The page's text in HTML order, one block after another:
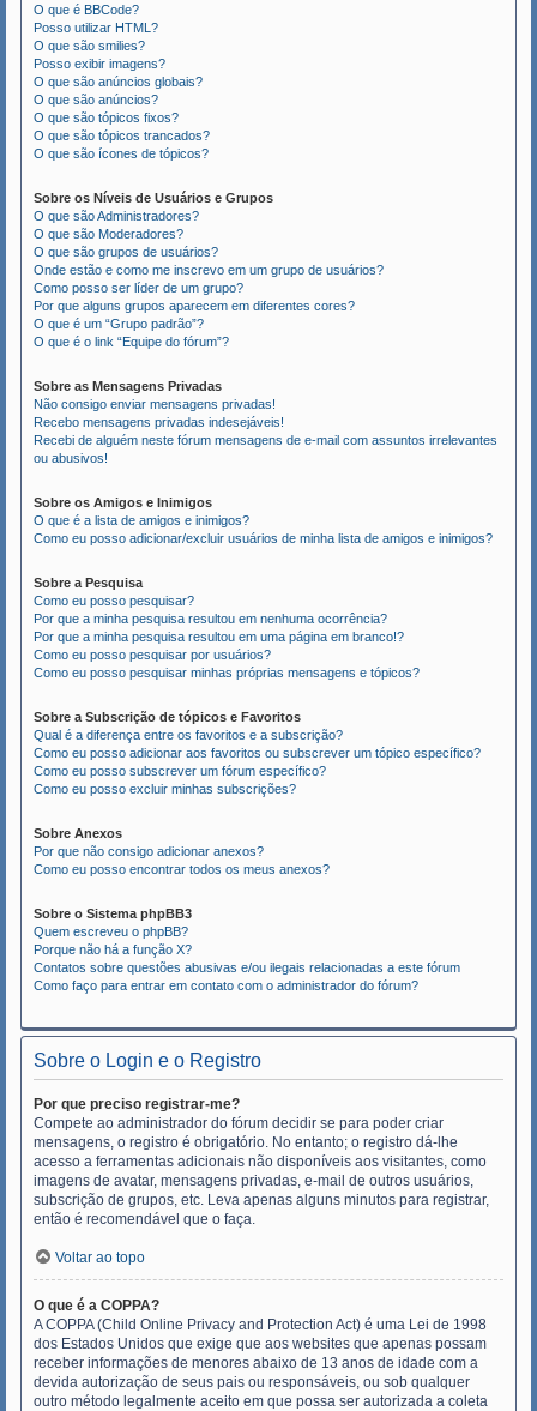
O que é BBCode?
Posso utilizar HTML?
O que são smilies?
Posso exibir imagens?
O que são anúncios globais?
O que são anúncios?
O que são tópicos fixos?
O que são tópicos trancados?
O que são ícones de tópicos?
Sobre os Níveis de Usuários e Grupos
O que são Administradores?
O que são Moderadores?
O que são grupos de usuários?
Onde estão e como me inscrevo em um grupo de usuários?
Como posso ser líder de um grupo?
Por que alguns grupos aparecem em diferentes cores?
O que é um “Grupo padrão”?
O que é o link “Equipe do fórum”?
Sobre as Mensagens Privadas
Não consigo enviar mensagens privadas!
Recebo mensagens privadas indesejáveis!
Recebi de alguém neste fórum mensagens de e-mail com assuntos irrelevantes
ou abusivos!
Sobre os Amigos e Inimigos
O que é a lista de amigos e inimigos?
Como eu posso adicionar/excluir usuários de minha lista de amigos e inimigos?
Sobre a Pesquisa
Como eu posso pesquisar?
Por que a minha pesquisa resultou em nenhuma ocorrência?
Por que a minha pesquisa resultou em uma página em branco!?
Como eu posso pesquisar por usuários?
Como eu posso pesquisar minhas próprias mensagens e tópicos?
Sobre a Subscrição de tópicos e Favoritos
Qual é a diferença entre os favoritos e a subscrição?
Como eu posso adicionar aos favoritos ou subscrever um tópico específico?
Como eu posso subscrever um fórum específico?
Como eu posso excluir minhas subscrições?
Sobre Anexos
Por que não consigo adicionar anexos?
Como eu posso encontrar todos os meus anexos?
Sobre o Sistema phpBB3
Quem escreveu o phpBB?
Porque não há a função X?
Contatos sobre questões abusivas e/ou ilegais relacionadas a este fórum
Como faço para entrar em contato com o administrador do fórum?
Sobre o Login e o Registro
Por que preciso registrar-me?
Compete ao administrador do fórum decidir se para poder criar
mensagens, o registro é obrigatório. No entanto; o registro dá-lhe
acesso a ferramentas adicionais não disponíveis aos visitantes, como
imagens de avatar, mensagens privadas, e-mail de outros usuários,
subscrição de grupos, etc. Leva apenas alguns minutos para registrar,
então é recomendável que o faça.
Voltar ao topo
O que é a COPPA?
A COPPA (Child Online Privacy and Protection Act) é uma Lei de 1998
dos Estados Unidos que exige que aos websites que apenas possam
receber informações de menores abaixo de 13 anos de idade com a
devida autorização de seus pais ou responsáveis, ou sob qualquer
outro método legalmente aceito em que possa ser autorizada a coleta